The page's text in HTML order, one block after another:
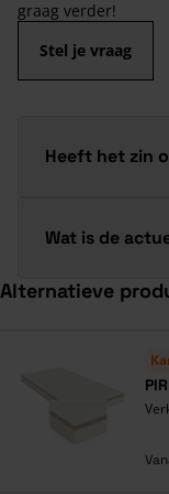
graag verder!
Stel je vraag
Heeft het zin
Wat is de
Alternatieve